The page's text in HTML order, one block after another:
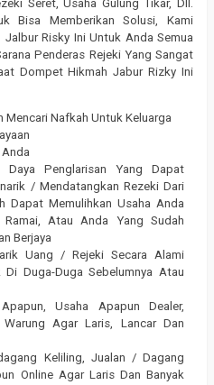
Seret, Usaha Gulung Tikar, Dll.
Bisa Memberikan Solusi, Kami
Risky Ini Untuk Anda Semua
Penderas Rejeki Yang Sangat
Dompet Hikmah Jabur Rizky Ini
Mencari Nafkah Untuk Keluarga
Daya Penglarisan Yang Dapat
/ Mendatangkan Rezeki Dari
Dapat Memulihkan Usaha Anda
Atau Anda Yang Sudah
Berjaya
Uang / Rejeki Secara Alami
Duga-Duga Sebelumnya Atau
Usaha Apapun Dealer,
Agar Laris, Lancar Dan
Keliling, Jualan / Dagang
Online Agar Laris Dan Banyak